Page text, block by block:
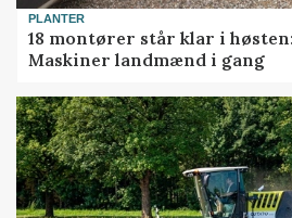
PLANTER
18 montører står klar i
Maskiner landmænd i gang